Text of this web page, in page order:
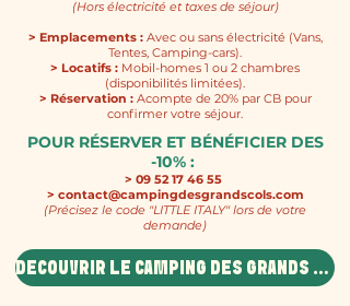
(Hors électricité et taxes de séjour)
> Emplacements : Avec ou sans électricité (Vans,
Tentes, Camping-cars).
> Locatifs : Mobil-homes 1 ou 2 chambres
(disponibilités limitées).
> Réservation : Acompte de 20% par CB pour
confirmer votre séjour.
POUR RÉSERVER ET BÉNÉFICIER DES
-10% :
> 09 52 17 46 55
> contact@campingdesgrandscols.com
(Précisez le code "LITTLE ITALY" lors de votre
demande)
DÉCOUVRIR LE CAMPING DES GRANDS COLS